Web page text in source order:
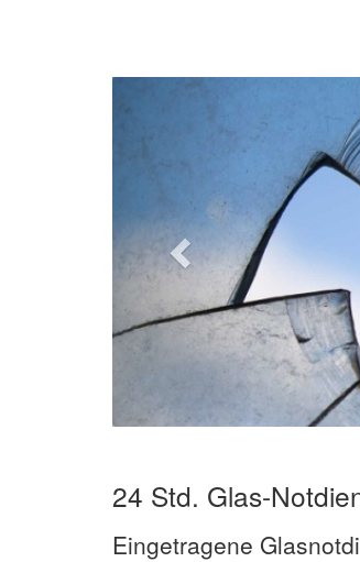
24 Std. Glas-
Eingetragene